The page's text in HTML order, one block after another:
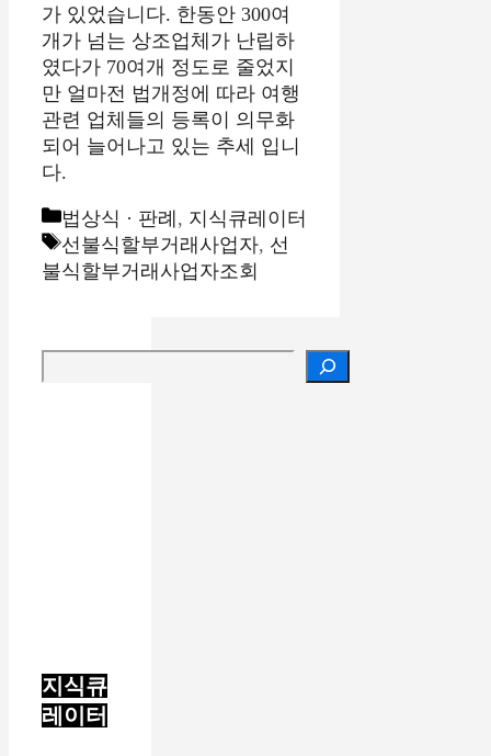
가 있었습니다. 한동안 300여
개가 넘는 상조업체가 난립하
였다가 70여개 정도로 줄었지
만 얼마전 법개정에 따라 여행
관련 업체들의 등록이 의무화
되어 늘어나고 있는 추세 입니
다.
카
테
고
법상식 · 판례, 지식큐레이터
태
그
선불식할부거래사업자, 선
불식할부거래사업자조회
지식큐
레이터